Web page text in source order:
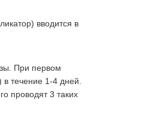
вводится в
При первом
течение 1-4 дней.
проводят 3 таких